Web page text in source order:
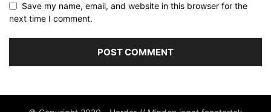
Save my name, email, and website in this browser for the
next time I comment.